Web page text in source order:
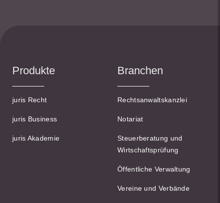
Produkte
juris Recht
juris Business
juris Akademie
Branchen
Rechtsanwaltskanzlei
Notariat
Steuerberatung und
Wirtschaftsprüfung
Öffentliche Verwaltung
Vereine und Verbände